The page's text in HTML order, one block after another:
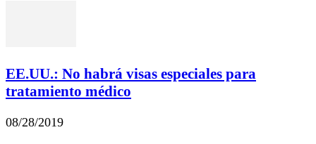
EE.UU.: No habrá visas especiales para
tratamiento médico
08/28/2019